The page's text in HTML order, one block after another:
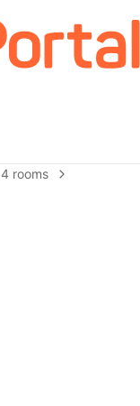
4 rooms